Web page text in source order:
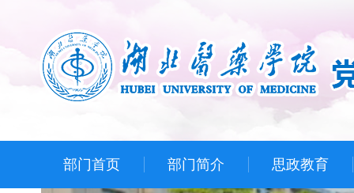
部门首页 部门简介 思政教育